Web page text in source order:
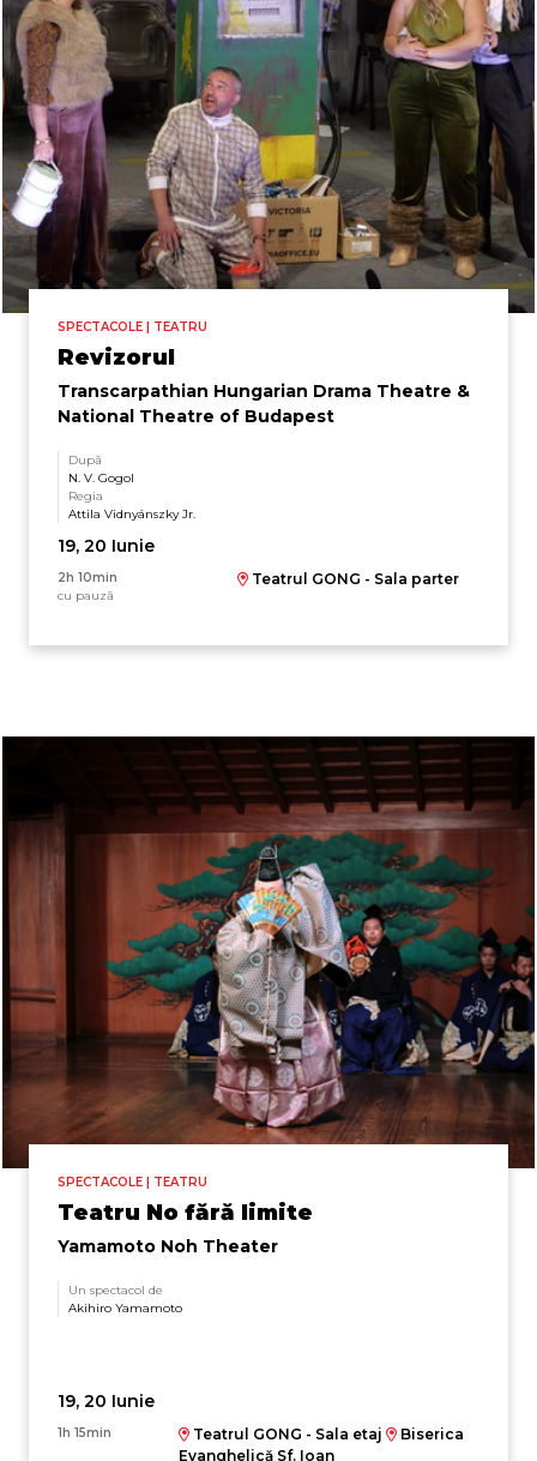
SPECTACOLE | TEATRU
Revizorul
Transcarpathian Hungarian Drama Theatre &
National Theatre of Budapest
După
N. V. Gogol
Regia
Attila Vidnyánszky Jr.
19, 20 Iunie
2h 10min
cu pauză
Teatrul GONG - Sala parter
SPECTACOLE | TEATRU
Teatru No fără limite
Yamamoto Noh Theater
Un spectacol de
Akihiro Yamamoto
19, 20 Iunie
1h 15min Teatrul GONG - Sala etaj
Biserica
Evanghelică Sf. Ioan